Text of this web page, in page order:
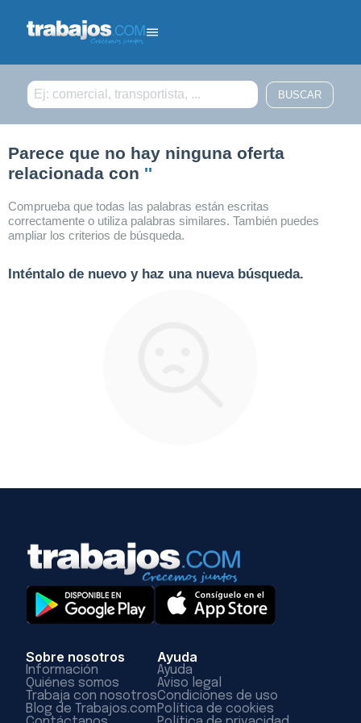
Parece que no hay ninguna oferta
relacionada con ''
Comprueba que todas las palabras están escritas
correctamente o utiliza palabras similares. También puedes
ampliar los criterios de búsqueda.
Inténtalo de nuevo y haz una nueva búsqueda.
Sobre nosotros
Información
Quiénes somos
Trabaja con nosotros
Blog de Trabajos.com
Ayuda
Ayuda
Aviso legal
Condiciones de uso
Política de cookies